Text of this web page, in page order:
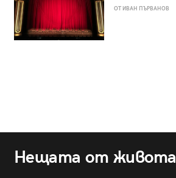
ОТ ИВАН ПЪРВАНОВ
Нещата от живота